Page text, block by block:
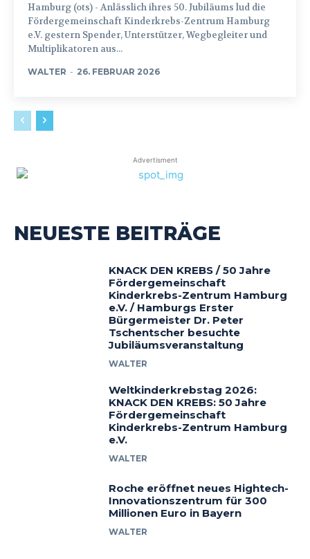
Hamburg (ots) - Anlässlich ihres 50. Jubiläums lud die
Fördergemeinschaft Kinderkrebs-Zentrum Hamburg
e.V. gestern Spender, Unterstützer, Wegbegleiter und
Multiplikatoren aus...
WALTER - 26. FEBRUAR 2026
Advertisment
NEUESTE BEITRÄGE
KNACK DEN KREBS / 50 Jahre
Fördergemeinschaft
Kinderkrebs-Zentrum Hamburg
e.V. / Hamburgs Erster
Bürgermeister Dr. Peter
Tschentscher besuchte
Jubiläumsveranstaltung
WALTER
Weltkinderkrebstag 2026:
KNACK DEN KREBS: 50 Jahre
Fördergemeinschaft
Kinderkrebs-Zentrum Hamburg
e.V.
WALTER
Roche eröffnet neues Hightech-
Innovationszentrum für 300
Millionen Euro in Bayern
WALTER